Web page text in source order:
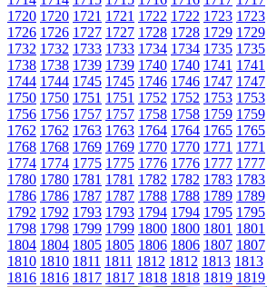
1720 1720 1721 1721 1722 1722 1723 1723
1726 1726 1727 1727 1728 1728 1729 1729
1732 1732 1733 1733 1734 1734 1735 1735
1738 1738 1739 1739 1740 1740 1741 1741
1744 1744 1745 1745 1746 1746 1747 1747
1750 1750 1751 1751 1752 1752 1753 1753
1756 1756 1757 1757 1758 1758 1759 1759
1762 1762 1763 1763 1764 1764 1765 1765
1768 1768 1769 1769 1770 1770 1771 1771
1774 1774 1775 1775 1776 1776 1777 1777
1780 1780 1781 1781 1782 1782 1783 1783
1786 1786 1787 1787 1788 1788 1789 1789
1792 1792 1793 1793 1794 1794 1795 1795
1798 1798 1799 1799 1800 1800 1801 1801
1804 1804 1805 1805 1806 1806 1807 1807
1810 1810 1811 1811 1812 1812 1813 1813
1816 1816 1817 1817 1818 1818 1819 1819